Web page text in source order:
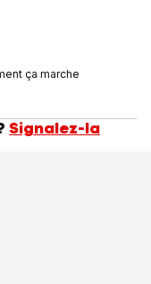
ça marche
Signalez-la